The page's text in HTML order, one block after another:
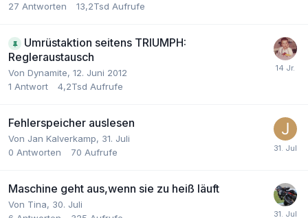
27 Antworten 13,2Tsd Aufrufe
Umrüstaktion seitens TRIUMPH:
Regleraustausch
Von Dynamite, 12. Juni 2012
1 Antwort 4,2Tsd Aufrufe
Fehlerspeicher auslesen
Von Jan Kalverkamp, 31. Juli
0 Antworten 70 Aufrufe
Maschine geht aus,wenn sie zu heiß läuft
Von Tina, 30. Juli